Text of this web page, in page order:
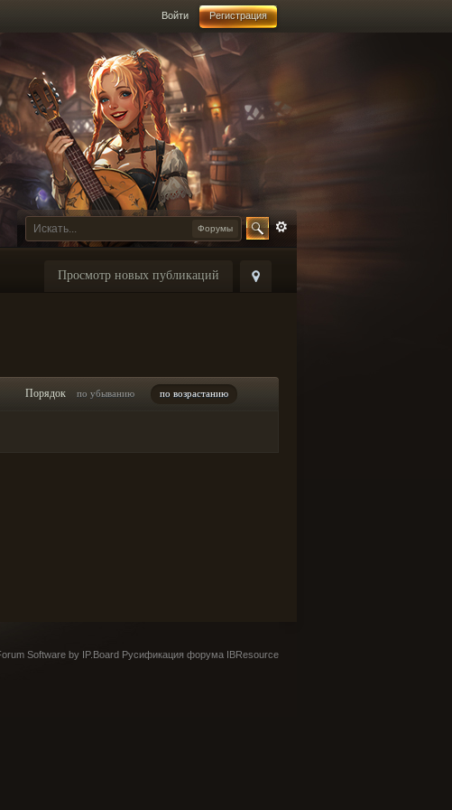
Войти Регистрация
Форумы
Просмотр новых публикаций
Порядок по убыванию по возрастанию
Software by IP.Board Русификация форума IBResource